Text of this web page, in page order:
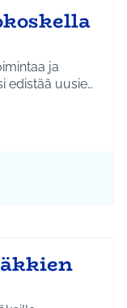
ja
edistää uusie…
Kulttuuri ja